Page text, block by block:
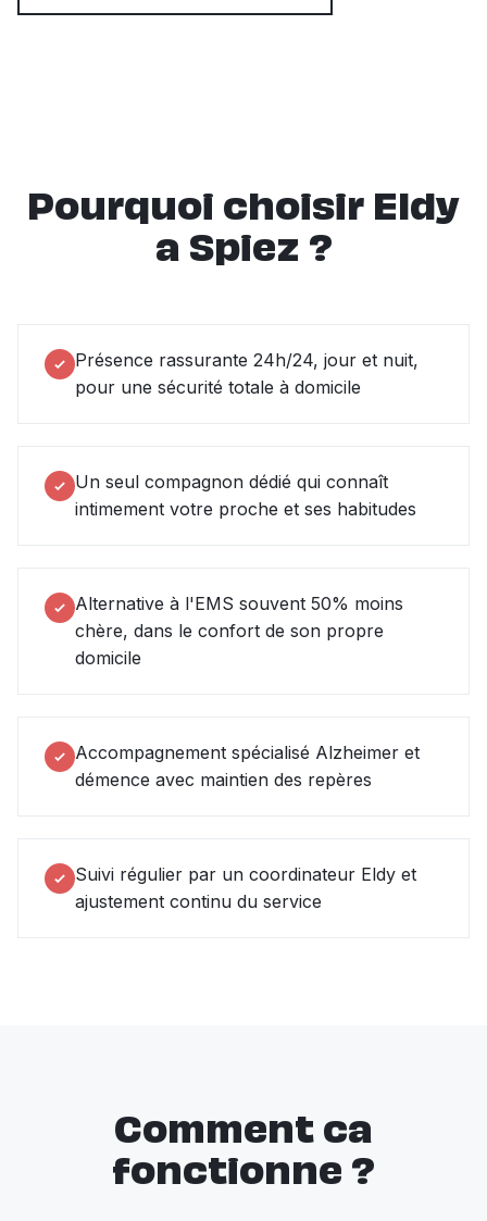
Pourquoi choisir Eldy
a Spiez ?
Présence rassurante 24h/24, jour et nuit,
pour une sécurité totale à domicile
Un seul compagnon dédié qui connaît
intimement votre proche et ses habitudes
Alternative à l'EMS souvent 50% moins
chère, dans le confort de son propre
domicile
Accompagnement spécialisé Alzheimer et
démence avec maintien des repères
Suivi régulier par un coordinateur Eldy et
ajustement continu du service
Comment ca
fonctionne ?